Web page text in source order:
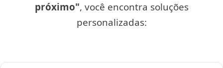
próximo", você encontra soluções
personalizadas: